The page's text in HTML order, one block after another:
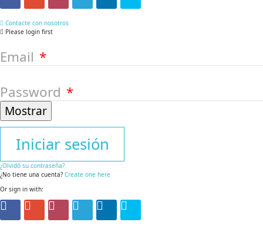
Contacte con nosotros
Please login first
Email
Password
Mostrar
Iniciar sesión
¿Olvidó su contraseña?
¿No tiene una cuenta? Create one here
Or sign in with: